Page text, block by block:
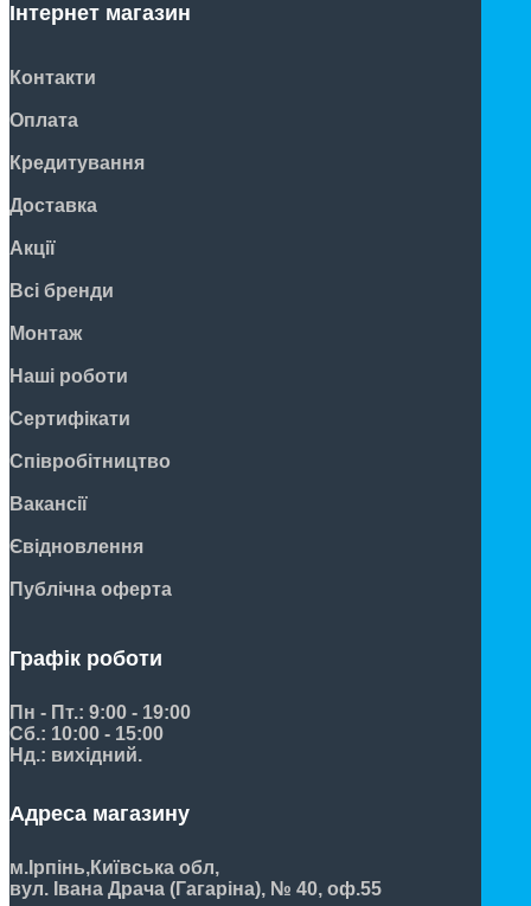
Інтернет магазин
Контакти
Оплата
Кредитування
Доставка
Акції
Всі бренди
Монтаж
Наші роботи
Сертифікати
Співробітництво
Вакансії
Євідновлення
Публічна оферта
Графік роботи
Пн - Пт.: 9:00 - 19:00
Сб.: 10:00 - 15:00
Нд.: вихідний.
Адреса магазину
м.Ірпінь,Київська обл,
вул. Івана Драча (Гагаріна), № 40, оф.55